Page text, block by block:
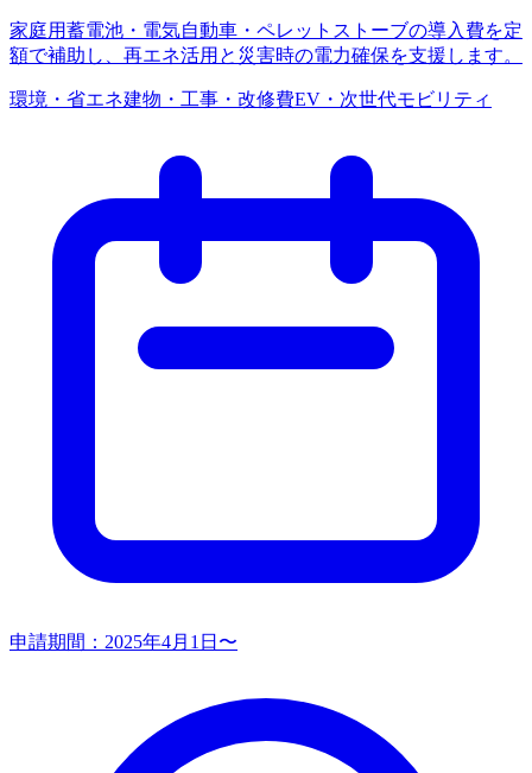
家庭用蓄電池・電気自動車・ペレットストーブの導入費を定
額で補助し、再エネ活用と災害時の電力確保を支援します。
環境・省エネ建物・工事・改修費EV・次世代モビリティ
申請期間： 2025年4月1日〜